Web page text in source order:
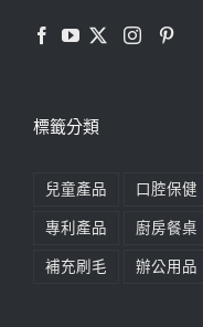
標籤分類
兒童產品 口腔保健
專利產品 廚房餐桌
補充刷毛 辦公用品